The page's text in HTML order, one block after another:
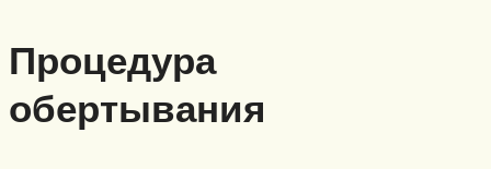
Процедура
обертывания